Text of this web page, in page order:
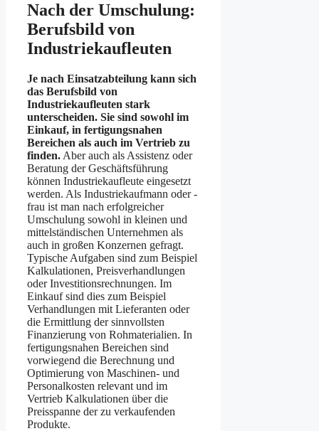
Nach der Umschulung:
Berufsbild von
Industriekaufleuten
Je nach Einsatzabteilung kann sich
das Berufsbild von
Industriekaufleuten stark
unterscheiden. Sie sind sowohl im
Einkauf, in fertigungsnahen
Bereichen als auch im Vertrieb zu
finden. Aber auch als Assistenz oder
Beratung der Geschäftsführung
können Industriekaufleute eingesetzt
werden. Als Industriekaufmann oder -
frau ist man nach erfolgreicher
Umschulung sowohl in kleinen und
mittelständischen Unternehmen als
auch in großen Konzernen gefragt.
Typische Aufgaben sind zum Beispiel
Kalkulationen, Preisverhandlungen
oder Investitionsrechnungen. Im
Einkauf sind dies zum Beispiel
Verhandlungen mit Lieferanten oder
die Ermittlung der sinnvollsten
Finanzierung von Rohmaterialien. In
fertigungsnahen Bereichen sind
vorwiegend die Berechnung und
Optimierung von Maschinen- und
Personalkosten relevant und im
Vertrieb Kalkulationen über die
Preisspanne der zu verkaufenden
Produkte.